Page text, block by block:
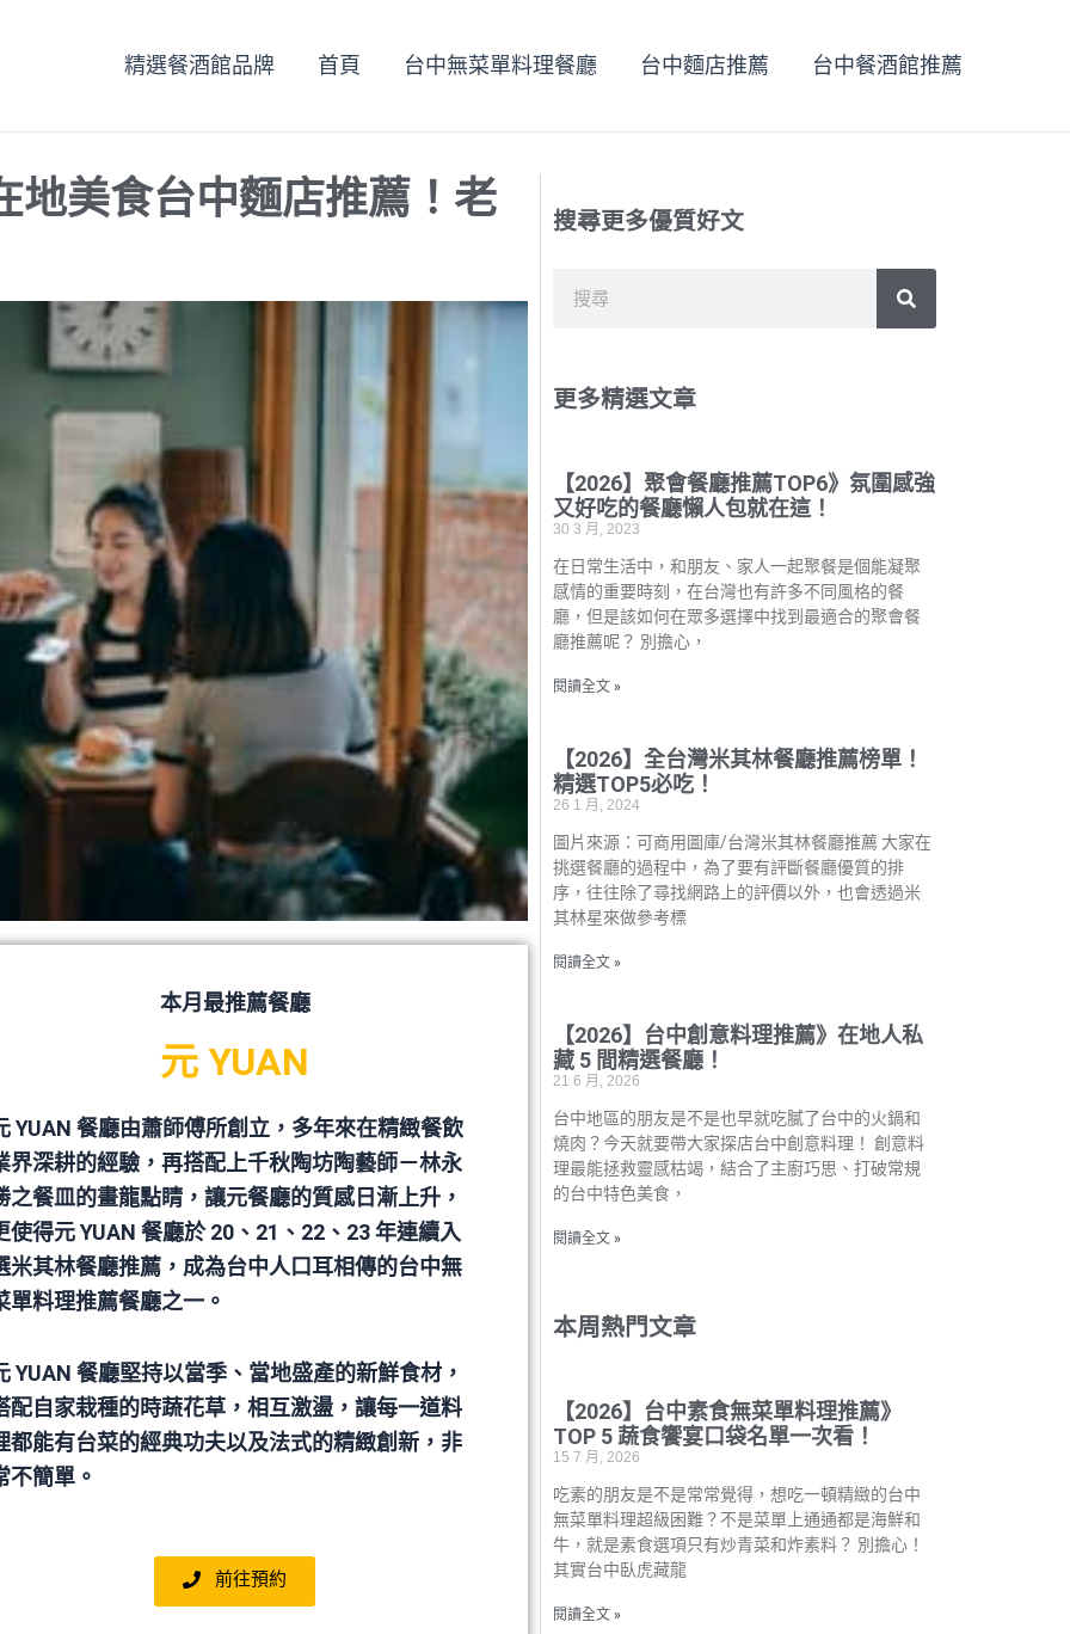
精選餐酒館品牌 首頁 台中無菜單料理餐廳 台中麵店推薦 台中餐酒館推薦
地美食台中麵店推薦！老
本月最推薦餐廳
元 YUAN
YUAN 餐廳由蕭師傅所創立，多年來在精緻餐飲
界深耕的經驗，再搭配上千秋陶坊陶藝師－林永
之餐皿的畫龍點睛，讓元餐廳的質感日漸上升，
使得元 YUAN 餐廳於 20、21、22、23 年連續入
米其林餐廳推薦，成為台中人口耳相傳的台中無
單料理推薦餐廳之一。
YUAN 餐廳堅持以當季、當地盛產的新鮮食材，
配自家栽種的時蔬花草，相互激盪，讓每一道料
都能有台菜的經典功夫以及法式的精緻創新，非
不簡單。
前往預約
搜尋更多優質好文
搜
尋
更多精選文章
【2026】聚會餐廳推薦TOP6》氛圍感強
又好吃的餐廳懶人包就在這！
30 3 月, 2023
在日常生活中，和朋友、家人一起聚餐是個能凝聚
感情的重要時刻，在台灣也有許多不同風格的餐
廳，但是該如何在眾多選擇中找到最適合的聚會餐
廳推薦呢？ 別擔心，
閱讀全文 »
【2026】全台灣米其林餐廳推薦榜單！
精選TOP5必吃！
26 1 月, 2024
圖片來源：可商用圖庫/台灣米其林餐廳推薦 大家在
挑選餐廳的過程中，為了要有評斷餐廳優質的排
序，往往除了尋找網路上的評價以外，也會透過米
其林星來做參考標
閱讀全文 »
【2026】台中創意料理推薦》在地人私
藏 5 間精選餐廳！
21 6 月, 2026
台中地區的朋友是不是也早就吃膩了台中的火鍋和
燒肉？今天就要帶大家探店台中創意料理！ 創意料
理最能拯救靈感枯竭，結合了主廚巧思、打破常規
的台中特色美食，
閱讀全文 »
本周熱門文章
【2026】台中素食無菜單料理推薦》
TOP 5 蔬食饗宴口袋名單一次看！
15 7 月, 2026
吃素的朋友是不是常常覺得，想吃一頓精緻的台中
無菜單料理超級困難？不是菜單上通通都是海鮮和
牛，就是素食選項只有炒青菜和炸素料？ 別擔心！
其實台中臥虎藏龍
閱讀全文 »